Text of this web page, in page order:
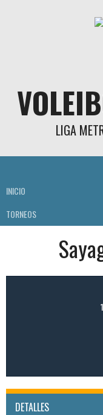
LIGA
INICIO
TORNEOS
DETALLES